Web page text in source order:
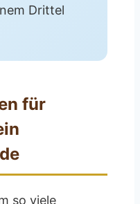
Drittel
für
so viele